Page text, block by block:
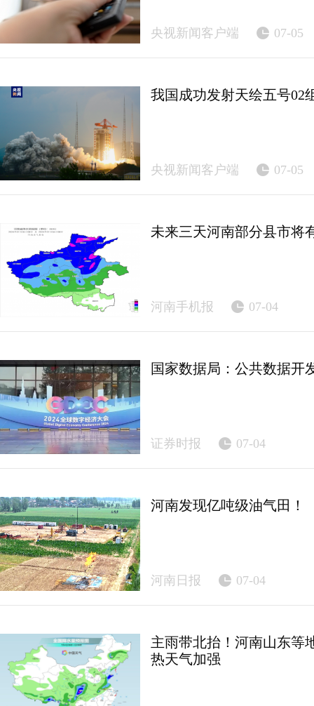
央视新闻客户端 07-05
我国成功发射天绘五号02
央视新闻客户端 07-05
未来三天河南部分县市将
河南手机报 07-04
国家数据局：公共数据开
证券时报 07-04
河南发现亿吨级油气田！
河南日报 07-04
主雨带北抬！河南山东等
热天气加强